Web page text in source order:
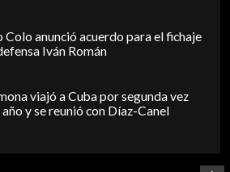
Colo anunció acuerdo para el fichaje
Iván Román
viajó a Cuba por segunda vez
y se reunió con Díaz-Canel